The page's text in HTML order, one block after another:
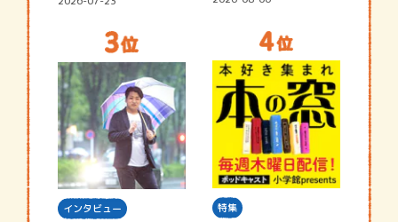
インタビュー 特集